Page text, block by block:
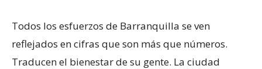
Todos los esfuerzos de Barranquilla se ven
reflejados en cifras que son más que números.
Traducen el bienestar de su gente. La ciudad